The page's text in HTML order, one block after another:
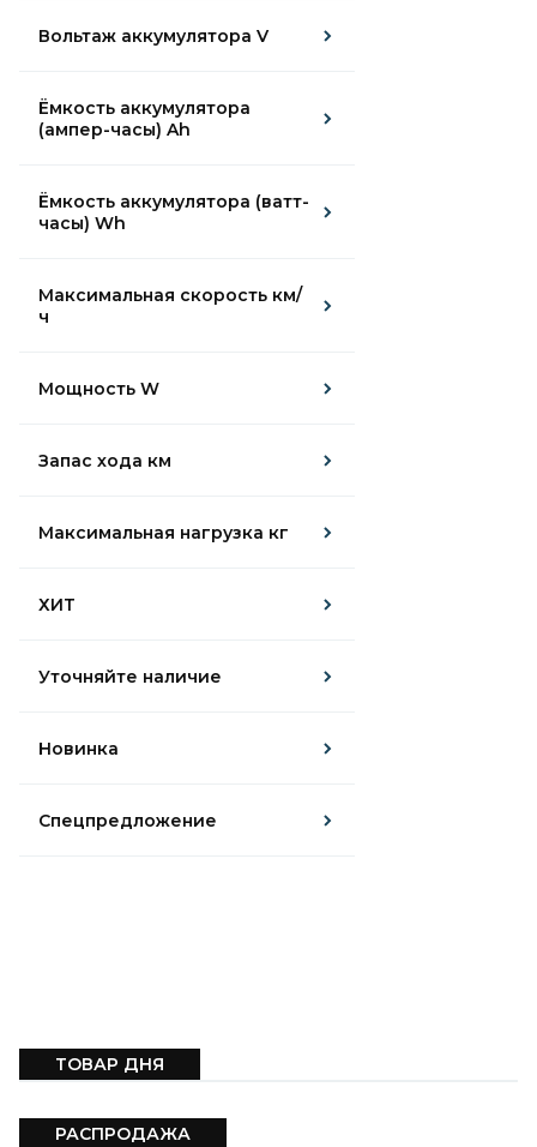
Вольтаж аккумулятора V
Ёмкость аккумулятора
(ампер-часы) Ah
Ёмкость аккумулятора (ватт-
часы) Wh
Максимальная скорость км/
ч
Мощность W
Запас хода км
Максимальная нагрузка кг
ХИТ
Уточняйте наличие
Новинка
Спецпредложение
ТОВАР ДНЯ
РАСПРОДАЖА